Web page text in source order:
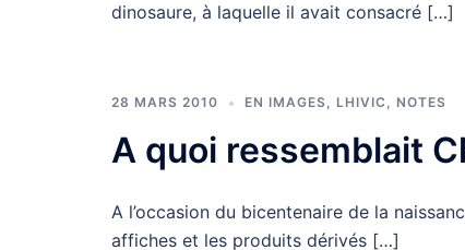
dinosaure, à laquelle il avait consacré […]
28 MARS 2010 EN IMAGES, LHIVIC , NOTES
A quoi ressemblait
A l’occasion du bicentenaire de la
affiches et les produits dérivés […]